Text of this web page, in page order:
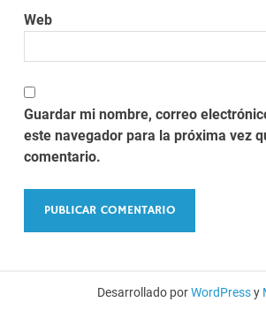
Web
Guardar mi nombre, correo
este navegador para la próxima vez
comentario.
Desarrollado porWordPressy